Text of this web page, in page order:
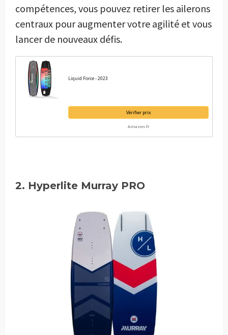
compétences, vous pouvez retirer les ailerons
centraux pour augmenter votre agilité et vous
lancer de nouveaux défis.
Liquid Force - 2023
Vérifier prix
Amazon.fr
2. Hyperlite Murray PRO